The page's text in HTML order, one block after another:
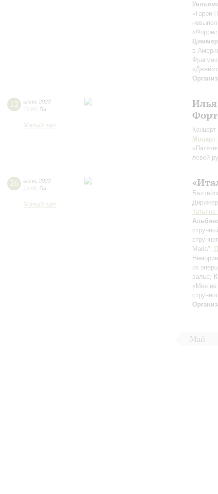
«Гарри
Циммер
в
12 июня 2023
19:00 Пн
Малый зал
Моцарт
левой
26 июня 2023
19:00 Пн
Малый зал
Татьяна
Maria";
из
вальс;
«Мне не
Май